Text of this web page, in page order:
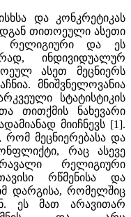
და კონკრეტიკას
თითოეული ასეთი
რელიგიური და ეს
ინდივიდუალურ
ასეთ მეცნიერს
მნიშვნელოვანია
სტატისტიკის
თითქმის ნახევარი
მიიჩნევს [1].
რომ მეცნიერებასა და
რაც ასევე
რელიგიური
რწმენისა და
იმ დარგისა, რომელშიც
ეს მათ არავითარ